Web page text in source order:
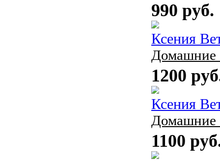
990 руб.
Ксения
Домашние
1200
Ксения
Домашние
1100